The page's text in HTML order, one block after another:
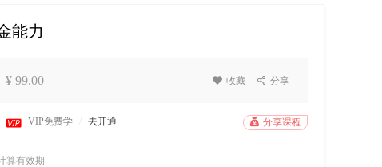
能力
¥ 99.00  收藏  分享
 VIP免费学 去开通  分享课程
算有效期